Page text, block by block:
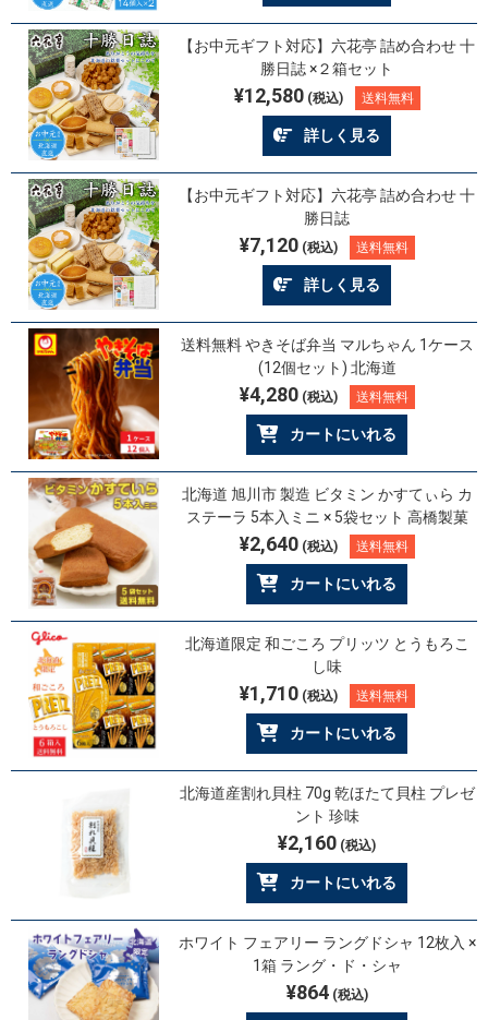
【お中元ギフト対応】六花亭 詰め合わせ 十
勝日誌 ×２箱セット
¥12,580(税込) 送料無料
詳しく見る
【お中元ギフト対応】六花亭 詰め合わせ 十
勝日誌
¥7,120(税込) 送料無料
詳しく見る
送料無料 やきそば弁当 マルちゃん 1ケース
(12個セット) 北海道
¥4,280(税込) 送料無料
カートにいれる
北海道 旭川市 製造 ビタミン かすてぃら カ
ステーラ 5本入ミニ × 5袋セット 高橋製菓
¥2,640(税込) 送料無料
カートにいれる
北海道限定 和ごころ プリッツ とうもろこ
し味
¥1,710(税込) 送料無料
カートにいれる
北海道産割れ貝柱 70g 乾ほたて貝柱 プレゼ
ント 珍味
¥2,160 (税込)
カートにいれる
ホワイト フェアリー ラングドシャ 12枚入 ×
1箱 ラング・ド・シャ
¥864(税込)